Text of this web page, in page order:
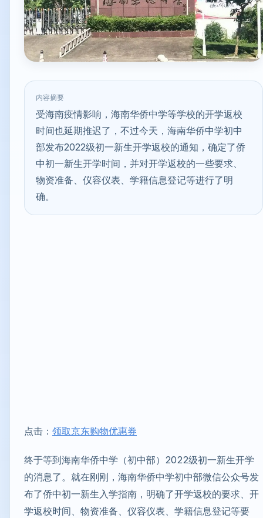
内容摘要
受海南疫情影响，海南华侨中学等学校的开学返校
时间也延期推迟了，不过今天，海南华侨中学初中
部发布2022级初一新生开学返校的通知，确定了侨
中初一新生开学时间，并对开学返校的一些要求、
物资准备、仪容仪表、学籍信息登记等进行了明
确。
点击： 领取京东购物优惠券
终于等到海南华侨中学（初中部）2022级初一新生开学
的消息了。就在刚刚，海南华侨中学初中部微信公众号发
布了侨中初一新生入学指南，明确了开学返校的要求、开
学返校时间、物资准备、仪容仪表、学籍信息登记等要